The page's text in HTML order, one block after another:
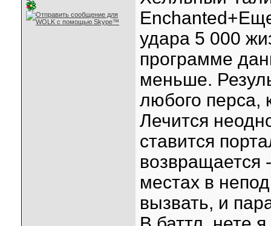
удара 5 000
программе
меньше.
любого перса,
Лечится
ставится
возвращается
местах в
вызвать, и